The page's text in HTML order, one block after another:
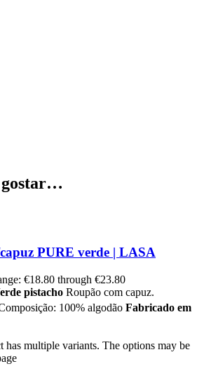
gostar…
PURE verde | LASA
€18.80 through €23.80
pistacho Roupão com capuz.
100% algodão Fabricado em
has multiple variants. The options may be